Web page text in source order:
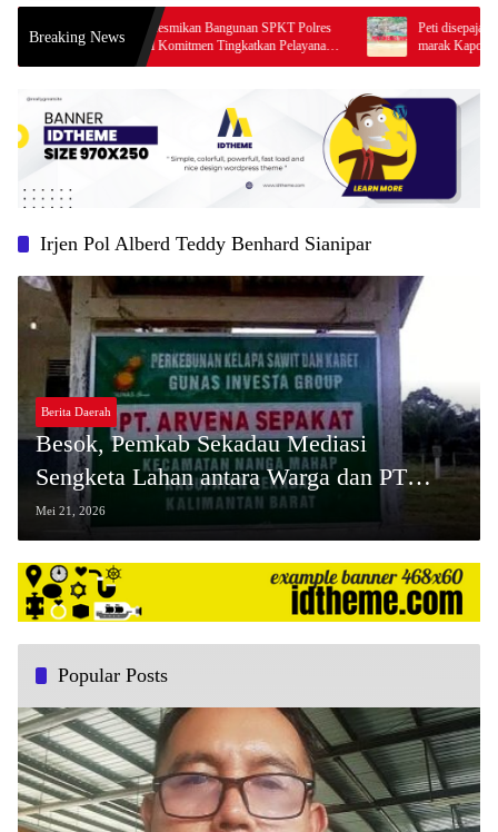
Breaking News
Kalbar Resmikan Bangunan SPKT Polres
Wujud Komitmen Tingkatkan Pelayanan
Kepolisian
Peti disepajang sungai
marak Kapolres Ketapang di
Irjen Pol Alberd Teddy Benhard Sianipar
Berita Daerah
Besok, Pemkab Sekadau Mediasi
Sengketa Lahan antara Warga dan PT
Arvena Sepakat
Mei 21, 2026
Popular Posts